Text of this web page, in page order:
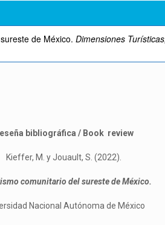
de México.Dimensiones
bibliográfica / Book review
Kieffer, M. y Jouault, S. (2022).
comunitario del sureste de México.
Nacional Autónoma de México